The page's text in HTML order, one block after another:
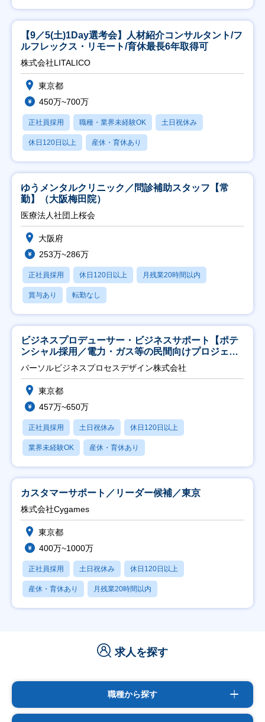
【9／5(土)1Day選考会】人材紹介コンサルタント/フ
ルフレックス・リモート/育休最長6年取得可
株式会社LITALICO
東京都
450万~700万
正社員採用 職種・業界未経験OK 土日祝休み
休日120日以上 産休・育休あり
ゆうメンタルクリニック／問診補助スタッフ【常
勤】（大阪梅田院）
医療法人社団上桜会
大阪府
253万~286万
正社員採用 休日120日以上 月残業20時間以内
賞与あり 転勤なし
ビジネスプロデューサー・ビジネスサポート【ポテ
ンシャル採用／電力・ガス等の民間向けプロジェク
ト推進】
パーソルビジネスプロセスデザイン株式会社
東京都
457万~650万
正社員採用 土日祝休み 休日120日以上
業界未経験OK 産休・育休あり
カスタマーサポート／リーダー候補／東京
株式会社Cygames
東京都
400万~1000万
正社員採用 土日祝休み 休日120日以上
産休・育休あり 月残業20時間以内
求人を探す
職種から探す